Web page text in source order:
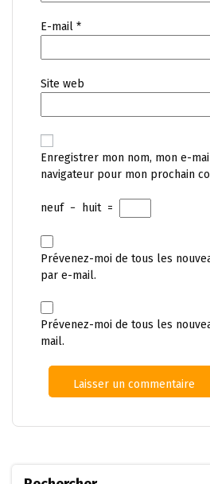
E-mail *
Site web
Enregistrer mon nom, mon e-
navigateur pour mon prochain
neuf − huit =
Prévenez-moi de tous les
par e-mail.
Prévenez-moi de tous les
mail.